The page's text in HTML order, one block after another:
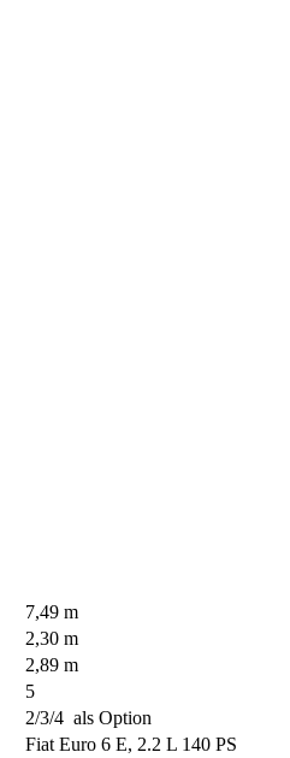
7,49 m
2,30 m
2,89 m
5
2/3/4 als Option
Fiat Euro 6 E, 2.2 L 140 PS